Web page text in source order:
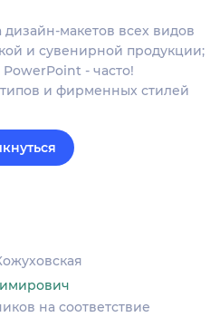
макетов всех видов
и сувенирной продукции;
- часто!
и фирменных стилей
на соответствие